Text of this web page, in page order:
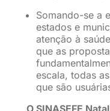
Somando-se a
estados e
atenção à
que as
escala, todas
que são
O SINASEFE